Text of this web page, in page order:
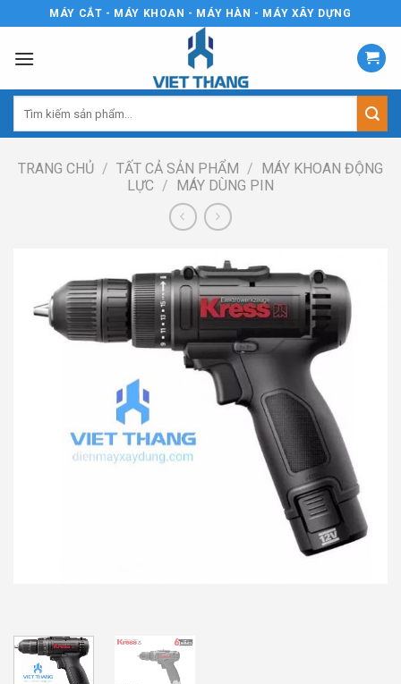
to
content
MÁY CẮT - MÁY KHOAN - MÁY HÀN - MÁY XÂY DỰNG
kiếm:
TRANG CHỦ / TẤT CẢ SẢN PHẨM / MÁY KHOAN ĐỘNG
LỰC / MÁY DÙNG PIN